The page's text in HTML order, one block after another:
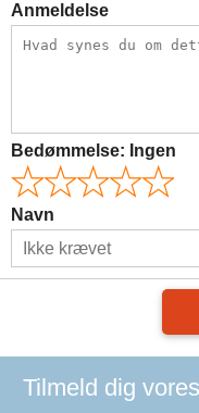
Anmeldelse
Bedømmelse: Ingen
Navn
Tilmeld dig